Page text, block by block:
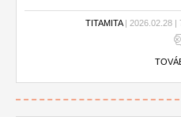
TITAMITA| 2026.02.28 |